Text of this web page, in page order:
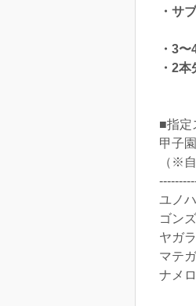
・サ
・3
・2
■指定
甲子
（※
ユノ
ゴン
ヤガ
マテ
ナメ